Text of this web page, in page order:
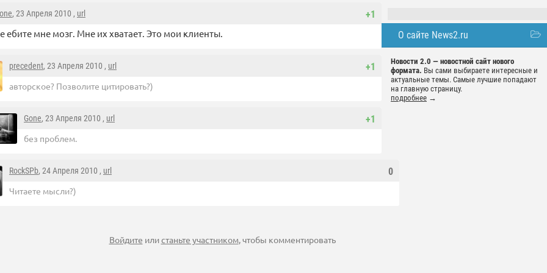
О сайте News2.ru
Новости 2.0 — новостной сайт нового
формата. Вы сами выбираете интересные и
актуальные темы. Самые лучшие попадают
на главную страницу.
подробнее →
+1
, 23 Апреля 2010 , url
ебите мне мозг. Мне их хватает. Это мои клиенты.
+1
precedent, 23 Апреля 2010 , url
авторское? Позволите цитировать?)
+1
Gone, 23 Апреля 2010 , url
без проблем.
0
RockSPb, 24 Апреля 2010 , url
Читаете мысли?)
Войдите илистаньте участником, чтобы комментировать